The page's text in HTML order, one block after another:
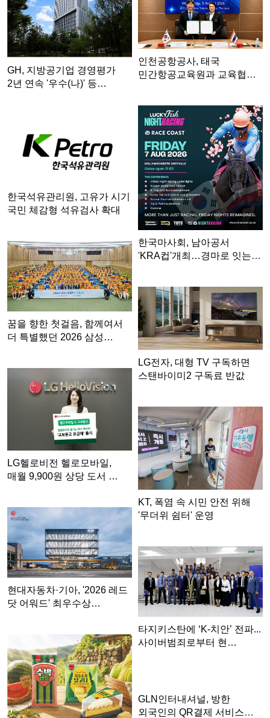
GH, 지방공기업 경영평가
2년 연속 '우수(나)' 등…
인천공항공사, 태국
민간항공교육원과 교육협력
한국마사회, 남아공서
'KRA컵'개최…경마로 잇는
한국석유관리원, 고유가 시기
국민 체감형 석유검사 확대
꿈을 향한 첫걸음, 함께여서
더 특별했던 2026 삼성…
LG전자, 대형 TV 구독하면
스탠바이미2 구독료 반값
LG헬로비전 헬로모바일,
매월 9,900원 상당 도서 …
KT, 폭염 속 시민 안전 위해
'무더위 쉼터' 운영
현대자동차·기아, '2026 레드
닷 어워드' 최우수상…
타지키스탄에 ‘K-치안’ 전파...
사이버범죄로부터 현…
GLN인터내셔널, 방한
외국인의 QR결제 서비스